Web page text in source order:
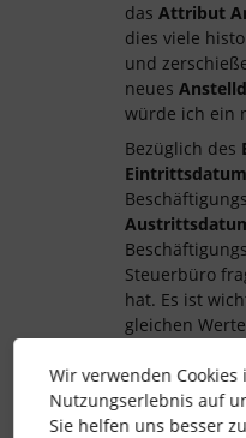
das Attribut
dies viele
und
neues
würde ich ein
Bezüglich des
Eintrittsdatum
Steuerbüro
hat. Es ist
gleichen
gerne bei uns!
Ich wünsche
Wir verwenden
Nutzungserlebnis auf
Sie helfen uns besser